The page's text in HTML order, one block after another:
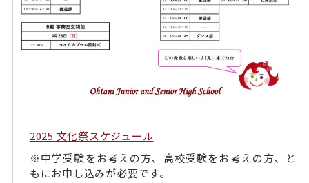
2025 文化祭スケジュール
※中学受験をお考えの方、高校受験をお考えの方、と
もにお申し込みが必要です。